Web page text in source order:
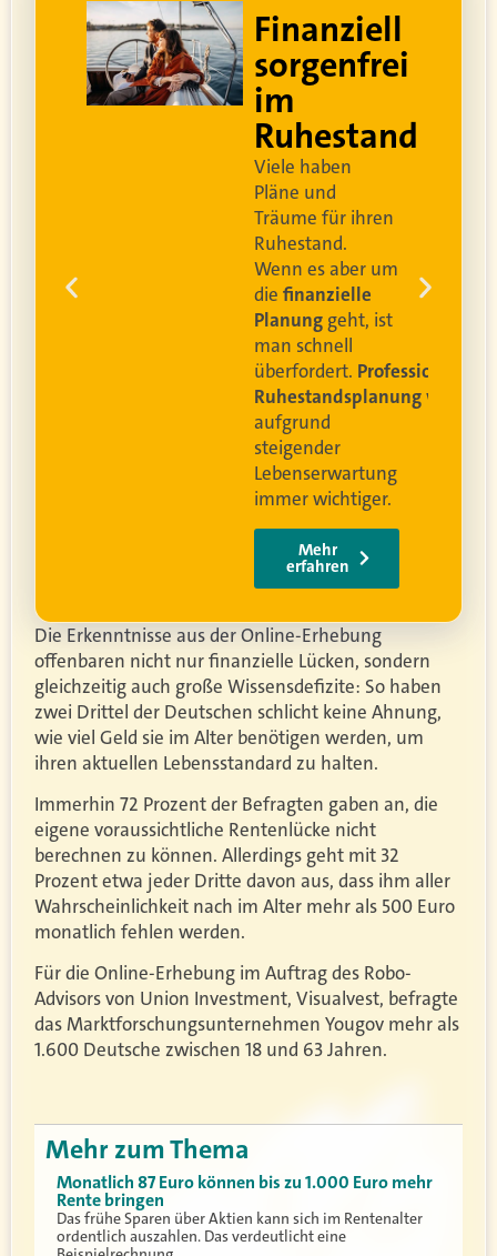
Lebe dein
bestes Leben
Um sorgenfrei in den
Ruhestand zu blicken,
braucht esprofessionelle
Ruhestandsplanung
Damit Ihre Kundinnen
und Kundenihr bestes
Leben leben können.
Video anschauen
Die Erkenntnisse aus der Online-Erhebung
offenbaren nicht nur finanzielle Lücken, sondern
gleichzeitig auch große Wissensdefizite: So haben
zwei Drittel der Deutschen schlicht keine Ahnung,
wie viel Geld sie im Alter benötigen werden, um
ihren aktuellen Lebensstandard zu halten.
Immerhin 72 Prozent der Befragten gaben an, die
eigene voraussichtliche Rentenlücke nicht
berechnen zu können. Allerdings geht mit 32
Prozent etwa jeder Dritte davon aus, dass ihm aller
Wahrscheinlichkeit nach im Alter mehr als 500 Euro
monatlich fehlen werden.
Für die Online-Erhebung im Auftrag des Robo-
Advisors von Union Investment, Visualvest, befragte
das Marktforschungsunternehmen Yougov mehr als
1.600 Deutsche zwischen 18 und 63 Jahren.
Mehr zum Thema
Monatlich 87 Euro können bis zu 1.000 Euro mehr
Rente bringen
Das frühe Sparen über Aktien kann sich im Rentenalter
ordentlich auszahlen. Das verdeutlicht eine